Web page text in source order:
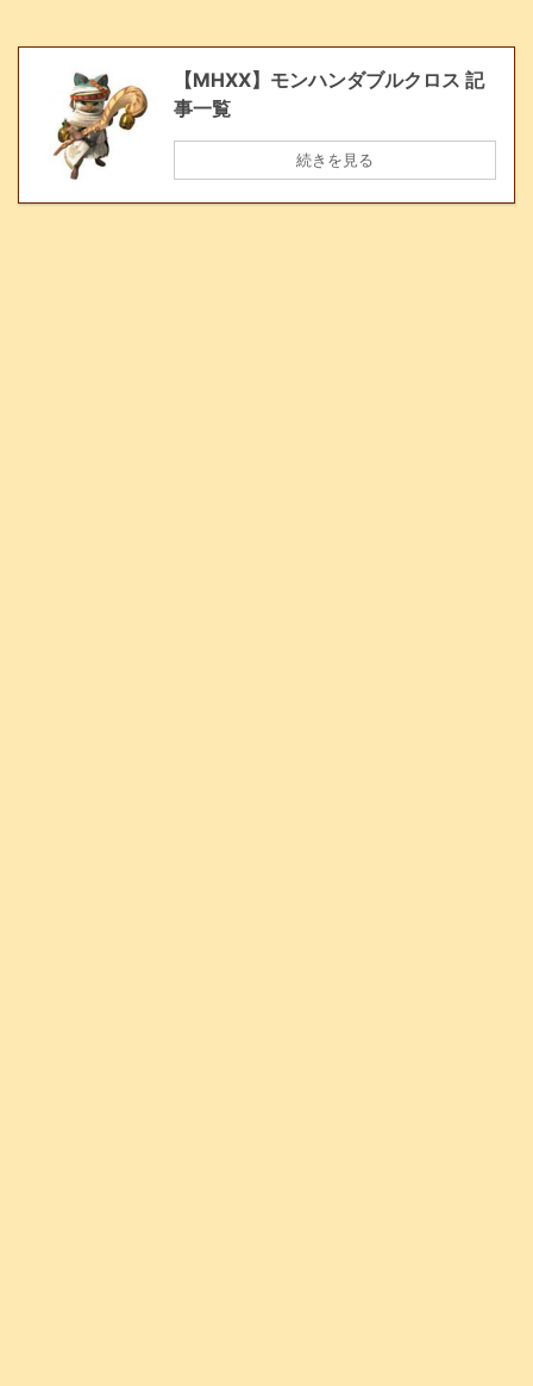
【MHXX】モンハンダブルクロス 記
事一覧
続きを見る